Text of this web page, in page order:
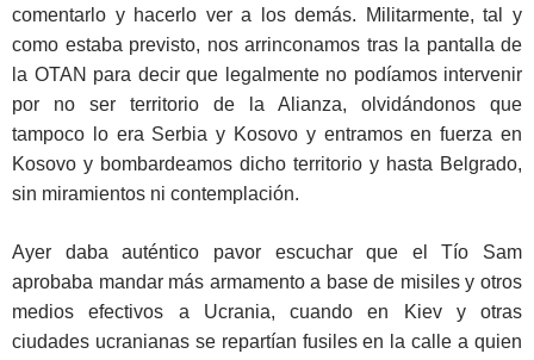
comentarlo y hacerlo ver a los demás. Militarmente, tal y
como estaba previsto, nos arrinconamos tras la pantalla de
la OTAN para decir que legalmente no podíamos intervenir
por no ser territorio de la Alianza, olvidándonos que
tampoco lo era Serbia y Kosovo y entramos en fuerza en
Kosovo y bombardeamos dicho territorio y hasta Belgrado,
sin miramientos ni contemplación.
Ayer daba auténtico pavor escuchar que el Tío Sam
aprobaba mandar más armamento a base de misiles y otros
medios efectivos a Ucrania, cuando en Kiev y otras
ciudades ucranianas se repartían fusiles en la calle a quien